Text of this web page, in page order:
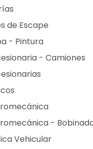
de Escape
- Pintura
- Camiones
-
Vehicular